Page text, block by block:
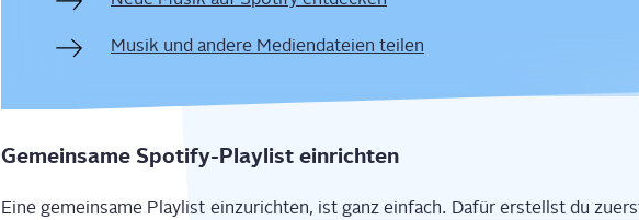
Musik und ande­re Medi­en­da­tei­en teilen
Gemein­sa­me Spo­ti­fy-Play­list einrichten
Eine gemein­sa­me Play­list ein­zu­rich­ten, ist ganz ein­fach. Dafür erstellst du